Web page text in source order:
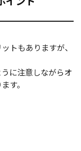
トもありますが、
に注意しながらオ
す。